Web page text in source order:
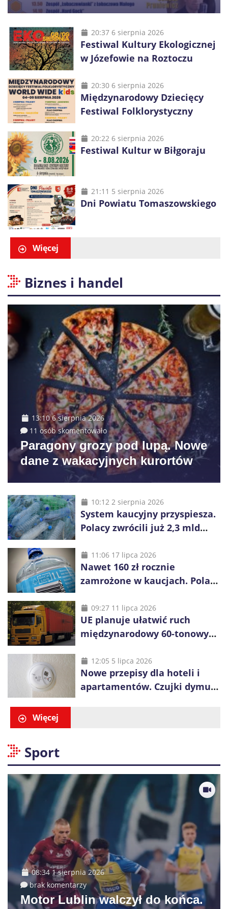
20:37 6 sierpnia 2026
Festiwal Kultury Ekologicznej
w Józefowie na Roztoczu
20:30 6 sierpnia 2026
Międzynarodowy Dziecięcy
Festiwal Folklorystyczny
20:22 6 sierpnia 2026
Festiwal Kultur w Biłgoraju
21:11 5 sierpnia 2026
Dni Powiatu Tomaszowskiego
Więcej
Biznes i handel
13:10 6 sierpnia 2026
11 osób skomentowało
Paragony grozy pod lupą. Nowe
dane z wakacyjnych kurortów
10:12 2 sierpnia 2026
System kaucyjny przyspiesza.
Polacy zwrócili już 2,3 mld
11:06 17 lipca 2026
Nawet 160 zł rocznie
zamrożone w kaucjach. Polacy
vouchery
09:27 11 lipca 2026
UE planuje ułatwić ruch
międzynarodowy 60-tonowych
konkurencji
12:05 5 lipca 2026
Nowe przepisy dla hoteli i
apartamentów. Czujki dymu
Więcej
Sport
08:34 1 sierpnia 2026
brak komentarzy
Motor Lublin walczył do końca.